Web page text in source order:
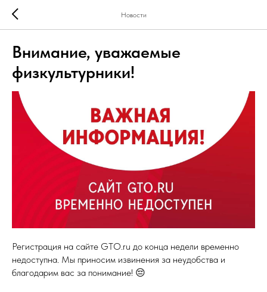
Новости
Внимание, уважаемые
физкультурники!
Регистрация на сайте GTO.ru до конца недели временно
недоступна. Мы приносим извинения за неудобства и
благодарим вас за понимание! 😔